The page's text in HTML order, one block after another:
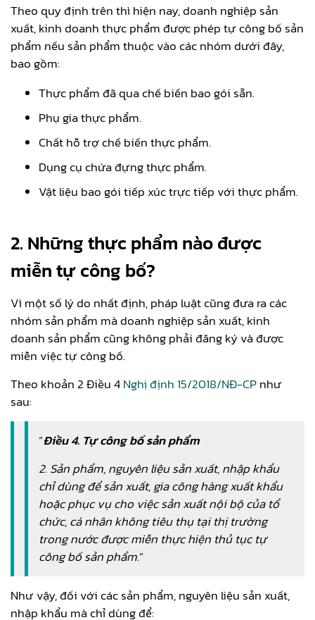
Theo quy định trên thì hiện nay, doanh nghiệp sản
xuất, kinh doanh thực phẩm được phép tự công bố sản
phẩm nếu sản phẩm thuộc vào các nhóm dưới đây,
bao gồm:
Thực phẩm đã qua chế biến bao gói sẵn.
Phụ gia thực phẩm.
Chất hỗ trợ chế biến thực phẩm.
Dụng cụ chứa đựng thực phẩm.
Vật liệu bao gói tiếp xúc trực tiếp với thực phẩm.
2. Những thực phẩm nào được
miễn tự công bố?
Vì một số lý do nhất định, pháp luật cũng đưa ra các
nhóm sản phẩm mà doanh nghiệp sản xuất, kinh
doanh sản phẩm cũng không phải đăng ký và được
miễn việc tự công bố.
Theo khoản 2 Điều 4Nghị định 15/2018/NĐ-CPnhư
sau:
“Điều 4. Tự công bố sản phẩm
2. Sản phẩm, nguyên liệu sản xuất, nhập khẩu
chỉ dùng để sản xuất, gia công hàng xuất khẩu
hoặc phục vụ cho việc sản xuất nội bộ của tổ
chức, cá nhân không tiêu thụ tại thị trường
trong nước được miễn thực hiện thủ tục tự
công bố sản phẩm.”
Như vậy, đối với các sản phẩm, nguyên liệu sản xuất,
nhập khẩu mà chỉ dùng để: